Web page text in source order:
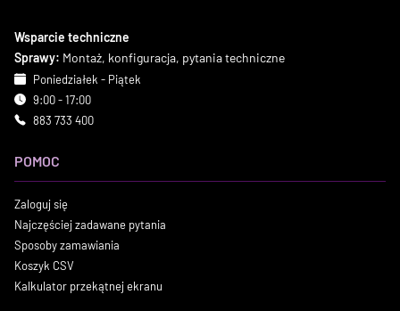
Wsparcie techniczne
Sprawy: Montaż, konfiguracja, pytania techniczne
Poniedziałek - Piątek
9:00 - 17:00
883 733 400
POMOC
Zaloguj się
Najczęściej zadawane pytania
Sposoby zamawiania
Koszyk CSV
Kalkulator przekątnej ekranu